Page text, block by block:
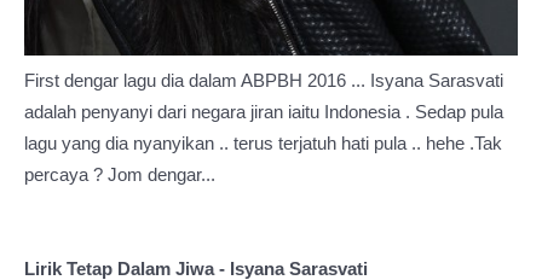
First dengar lagu dia dalam ABPBH 2016 ... Isyana Sarasvati
adalah penyanyi dari negara jiran iaitu Indonesia . Sedap pula
lagu yang dia nyanyikan .. terus terjatuh hati pula .. hehe .Tak
percaya ? Jom dengar...
Lirik Tetap Dalam Jiwa - Isyana Sarasvati